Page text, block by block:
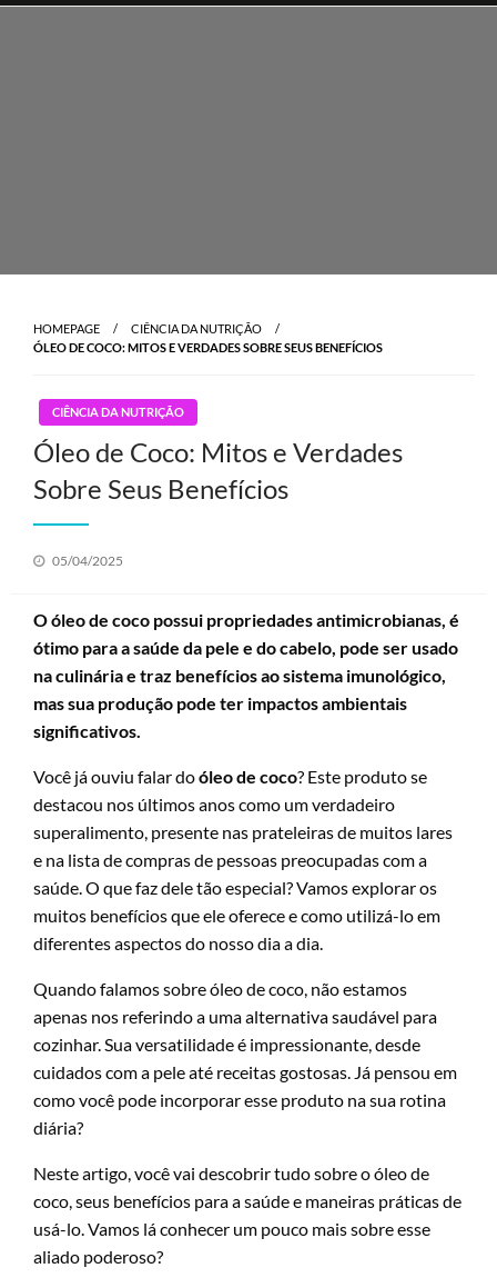
Skip
HOMEPAGE
CIÊNCIA DA NUTRIÇÃO
ÓLEO DE COCO: MITOS E VERDADES SOBRE SEUS BENEFÍCIOS
CIÊNCIA DA NUTRIÇÃO
Óleo de Coco: Mitos e Verdades
Sobre Seus Benefícios
Posted
05/04/2025
O óleo de coco possui propriedades antimicrobianas, é
ótimo para a saúde da pele e do cabelo, pode ser usado
na culinária e traz benefícios ao sistema imunológico,
mas sua produção pode ter impactos ambientais
significativos.
Você já ouviu falar doóleo de coco? Este produto se
destacou nos últimos anos como um verdadeiro
superalimento, presente nas prateleiras de muitos lares
e na lista de compras de pessoas preocupadas com a
saúde. O que faz dele tão especial? Vamos explorar os
muitos benefícios que ele oferece e como utilizá-lo em
diferentes aspectos do nosso dia a dia.
Quando falamos sobre óleo de coco, não estamos
apenas nos referindo a uma alternativa saudável para
cozinhar. Sua versatilidade é impressionante, desde
cuidados com a pele até receitas gostosas. Já pensou em
como você pode incorporar esse produto na sua rotina
diária?
Neste artigo, você vai descobrir tudo sobre o óleo de
coco, seus benefícios para a saúde e maneiras práticas de
usá-lo. Vamos lá conhecer um pouco mais sobre esse
aliado poderoso?